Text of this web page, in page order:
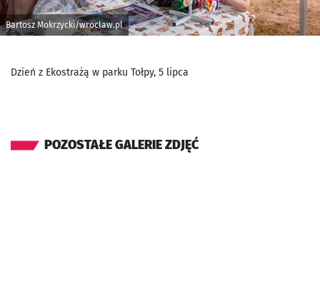
Bartosz Mokrzycki/wroclaw.pl
Dzień z Ekostrażą w parku Tołpy, 5 lipca
POZOSTAŁE GALERIE ZDJĘĆ